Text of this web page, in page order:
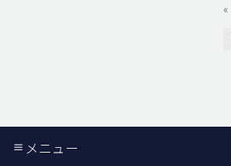
«
メニュー